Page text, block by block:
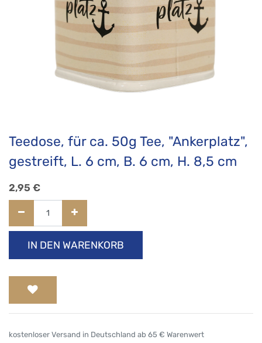
Teedose, für ca. 50g Tee, "Ankerplatz",
gestreift, L. 6 cm, B. 6 cm, H. 8,5 cm
2,95 €
IN DEN WARENKORB
kostenloser Versand in Deutschland ab 65 € Warenwert